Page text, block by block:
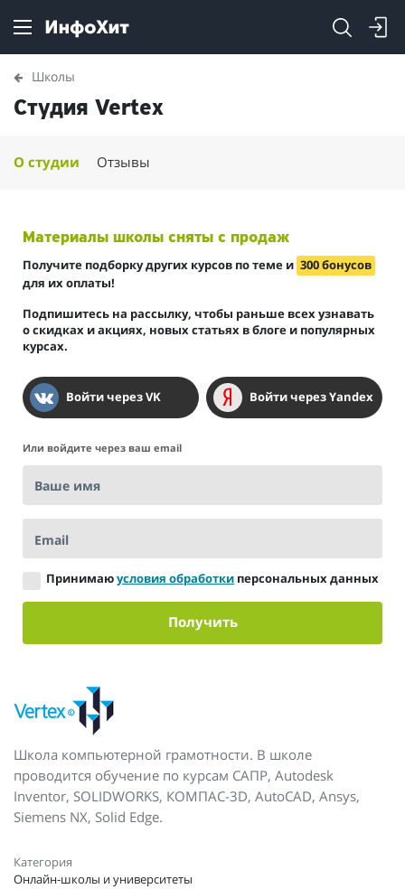
Школы
Студия Vertex
О студии Отзывы
Школа компьютерной грамотности. В школе
проводится обучение по курсам САПР, Autodesk
Inventor, SOLIDWORKS, КОМПАС-3D, AutoCAD, Ansys,
Siemens NX, Solid Edge.
Категория
Онлайн-школы и университеты
Материалы школы сняты с продаж
Получите подборку других курсов по теме и 300 бонусов
для их оплаты!
Подпишитесь на рассылку, чтобы раньше всех узнавать
о скидках и акциях, новых статьях в блоге и популярных
курсах.
Войти через VK Войти через Yandex
Или войдите через ваш email
Ваше имя
Email
Принимаюусловия обработки персональных данных
Получить